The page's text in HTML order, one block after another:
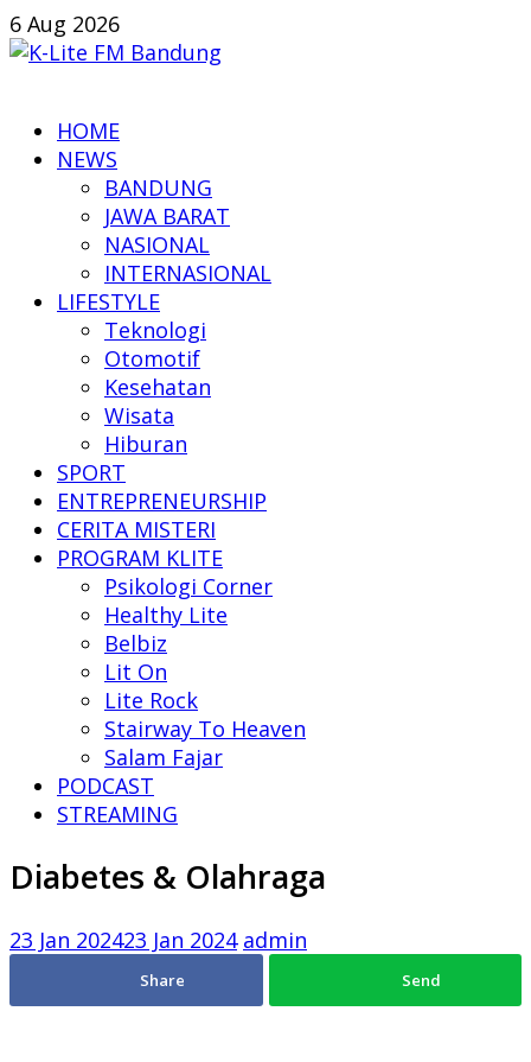
Skip
to
6 Aug 2026
Lite
Bandung
News
HOME
NEWS
BANDUNG
JAWA BARAT
NASIONAL
INTERNASIONAL
LIFESTYLE
Teknologi
Otomotif
Kesehatan
Wisata
Hiburan
SPORT
ENTREPRENEURSHIP
CERITA MISTERI
PROGRAM KLITE
Psikologi Corner
Healthy Lite
Belbiz
Lit On
Lite Rock
Stairway To Heaven
Salam Fajar
PODCAST
STREAMING
Diabetes & Olahraga
23 Jan 202423 Jan 2024 admin
Share Send